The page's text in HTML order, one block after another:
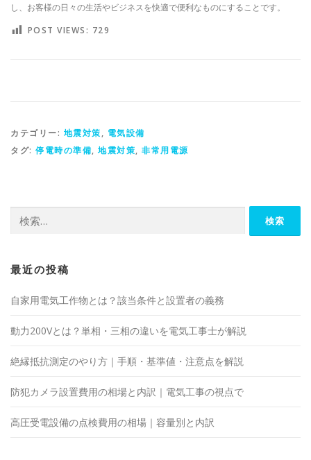
し、お客様の日々の生活やビジネスを快適で便利なものにすることです。
POST VIEWS: 729
カテゴリー: 地震対策, 電気設備
タグ: 停電時の準備, 地震対策, 非常用電源
索:
最近の投稿
自家用電気工作物とは？該当条件と設置者の義務
動力200Vとは？単相・三相の違いを電気工事士が解説
絶縁抵抗測定のやり方｜手順・基準値・注意点を解説
防犯カメラ設置費用の相場と内訳｜電気工事の視点で
高圧受電設備の点検費用の相場｜容量別と内訳